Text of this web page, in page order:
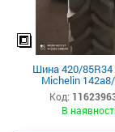
Шина 420/85R34
Michelin
Код:
В